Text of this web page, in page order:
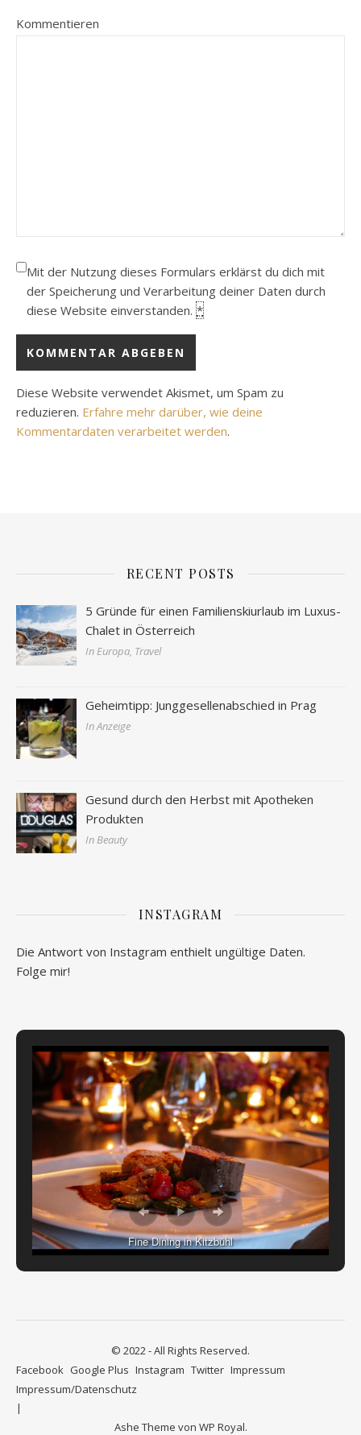
Kommentieren
Mit der Nutzung dieses Formulars erklärst du dich mit
der Speicherung und Verarbeitung deiner Daten durch
diese Website einverstanden. *
Diese Website verwendet Akismet, um Spam zu
reduzieren. Erfahre mehr darüber, wie deine
Kommentardaten verarbeitet werden.
RECENT POSTS
5 Gründe für einen Familienskiurlaub im Luxus-
Chalet in Österreich
In Europa, Travel
Geheimtipp: Junggesellenabschied in Prag
In Anzeige
Gesund durch den Herbst mit Apotheken
Produkten
In Beauty
INSTAGRAM
Die Antwort von Instagram enthielt ungültige Daten.
Folge mir!
Fine Dining in Kitzbühl
© 2022 - All Rights Reserved.
Facebook Google Plus Instagram Twitter Impressum
Impressum/Datenschutz
Ashe Theme von WP Royal.